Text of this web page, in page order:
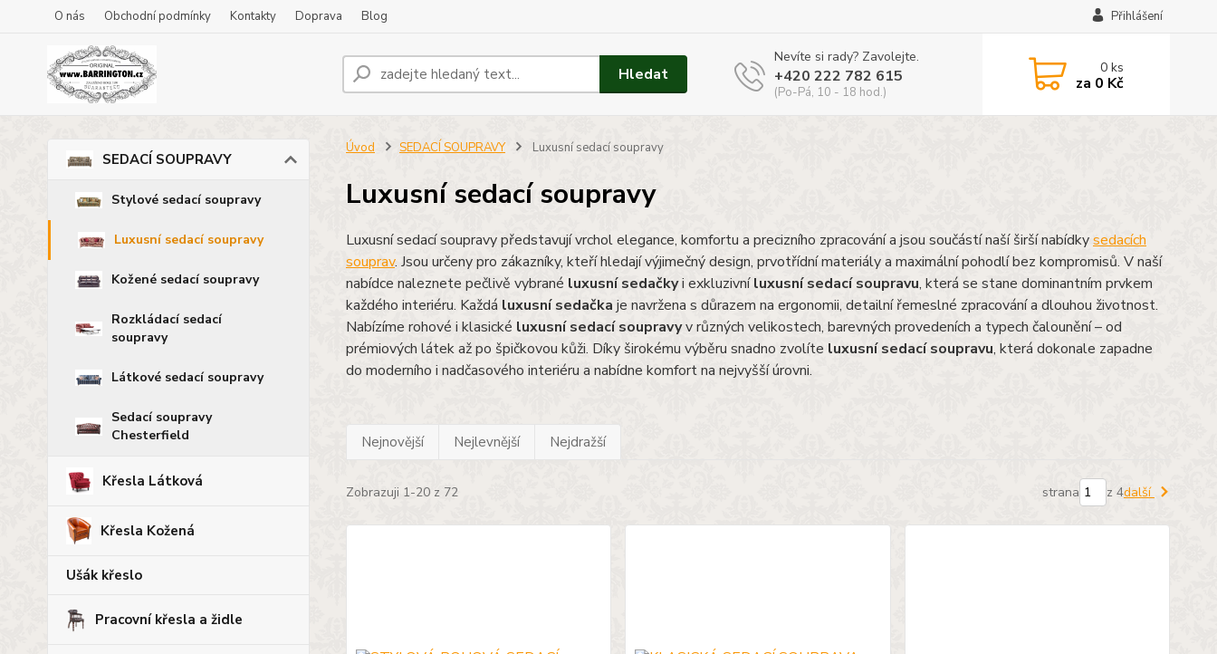
O nás Obchodní podmínky Kontakty Doprava Blog Přihlášení
Hledat
Nevíte si rady? Zavolejte.
+420 222 782 615
(Po-Pá, 10 - 18 hod.)
0ks
za 0 Kč
SEDACÍ SOUPRAVY
Stylové sedací soupravy
Luxusní sedací soupravy
Kožené sedací soupravy
Rozkládací sedací
soupravy
Látkové sedací soupravy
Sedací soupravy
Chesterfield
Křesla Látková
Křesla Kožená
Ušák křeslo
Pracovní křesla a židle
Úvod SEDACÍ SOUPRAVY Luxusní sedací soupravy
Luxusní sedací soupravy
Luxusní sedací soupravy představují vrchol elegance, komfortu a precizního zpracování a jsou součástí naší širší nabídkysedacích
souprav. Jsou určeny pro zákazníky, kteří hledají výjimečný design, prvotřídní materiály a maximální pohodlí bez kompromisů. V naší
nabídce naleznete pečlivě vybrané luxusní sedačkyi exkluzivníluxusní sedací soupravu, která se stane dominantním prvkem
každého interiéru. Každá luxusní sedačka je navržena s důrazem na ergonomii, detailní řemeslné zpracování a dlouhou životnost.
Nabízíme rohové i klasické luxusní sedací soupravyv různých velikostech, barevných provedeních a typech čalounění – od
prémiových látek až po špičkovou kůži. Díky širokému výběru snadno zvolíte luxusní sedací soupravu, která dokonale zapadne
do moderního i nadčasového interiéru a nabídne komfort na nejvyšší úrovni.
Nejnovější Nejlevnější Nejdražší
Zobrazuji 1-20 z 72 strana z 4další